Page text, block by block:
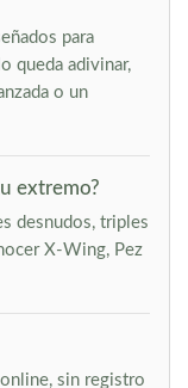
para
queda adivinar,
o un
extremo?
desnudos, triples
X-Wing, Pez
sin registro